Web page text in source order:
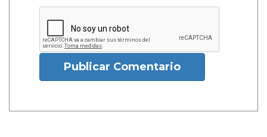
Publicar Comentario